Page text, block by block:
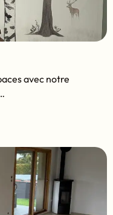
avec notre